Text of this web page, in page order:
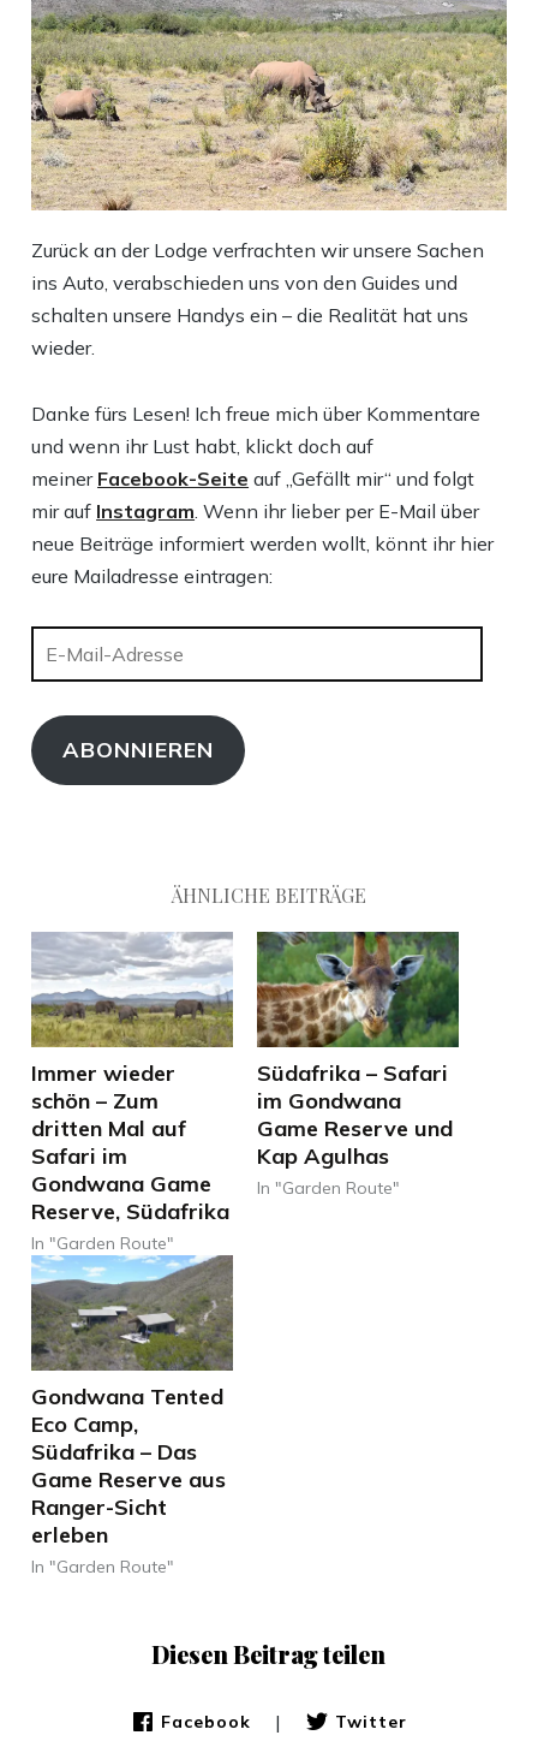
Zurück an der Lodge verfrachten wir unsere Sachen
ins Auto, verabschieden uns von den Guides und
schalten unsere Handys ein – die Realität hat uns
wieder.
Danke fürs Lesen! Ich freue mich über Kommentare
und wenn ihr Lust habt, klickt doch auf
meiner Facebook-Seite auf „Gefällt mir“ und folgt
mir auf Instagram . Wenn ihr lieber per E-Mail über
neue Beiträge informiert werden wollt, könnt ihr hier
eure Mailadresse eintragen:
ABONNIEREN
ÄHNLICHE BEITRÄGE
Immer wieder
schön – Zum
dritten Mal auf
Safari im
Gondwana Game
Reserve, Südafrika
In "Garden Route"
Südafrika – Safari
im Gondwana
Game Reserve und
Kap Agulhas
In "Garden Route"
Gondwana Tented
Eco Camp,
Südafrika – Das
Game Reserve aus
Ranger-Sicht
erleben
In "Garden Route"
Diesen Beitrag teilen
Facebook | Twitter